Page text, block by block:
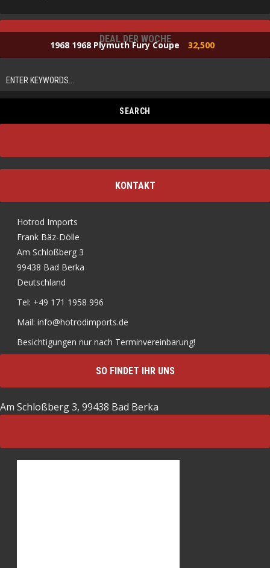
DEAL DER WOCHE
1968 1968 Plymuth Fury Coupe 32,500
KONTAKT
Hotrod Imports
Frank Bäz-Dölle
Am Schloßberg 3
99438 Bad Berka
Deutschland
Tel: +49 171 1958 996
Mail: info@hotrodimports.de
Besichtigungen nur nach Terminvereinbarung!
SO FINDET IHR UNS
Am Schloßberg 3, 99438 Bad Berka